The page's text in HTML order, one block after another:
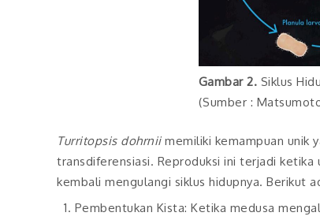
Gambar 2. Siklus
(Sumber :
Turritopsis dohrnii memiliki kemampuan unik
transdiferensiasi. Reproduksi ini terjadi ketika
kembali mengulangi siklus hidupnya. Berikut
Pembentukan Kista: Ketika medusa